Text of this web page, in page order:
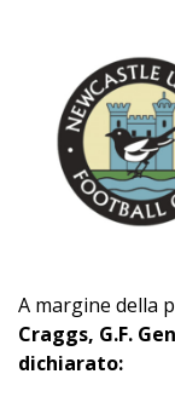
A margine della
Craggs, G.F.
dichiarato: